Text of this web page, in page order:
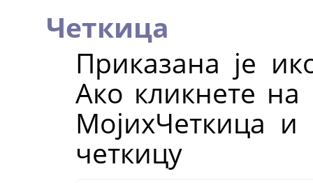
Четкица
Приказана је
Ако кликнете на
МојихЧеткица и
четкицу